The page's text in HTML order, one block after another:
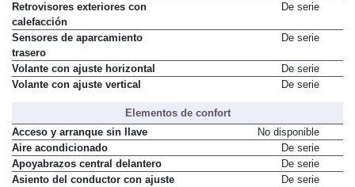
Retrovisores exteriores con
calefacción
De serie
Sensores de aparcamiento
trasero
De serie
Volante con ajuste horizontal
De serie
Volante con ajuste vertical
De serie
Elementos de confort
Acceso y arranque sin llave
No disponible
Aire acondicionado
De serie
Apoyabrazos central delantero
De serie
Asiento del conductor con ajuste
De serie